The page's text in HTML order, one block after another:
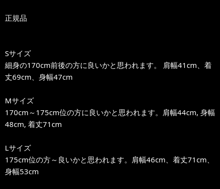
正規品
Sサイズ
細身の170cm前後の方に良いかと思われます。 肩幅41cm、着
丈69cm、身幅47cm
Mサイズ
170cm～175cm位の方に良いかと思われます。肩幅44cm, 身幅
48cm, 着丈71cm
Lサイズ
175cm位の方～良いかと思われます。肩幅46cm、着丈71cm、
身幅53cm